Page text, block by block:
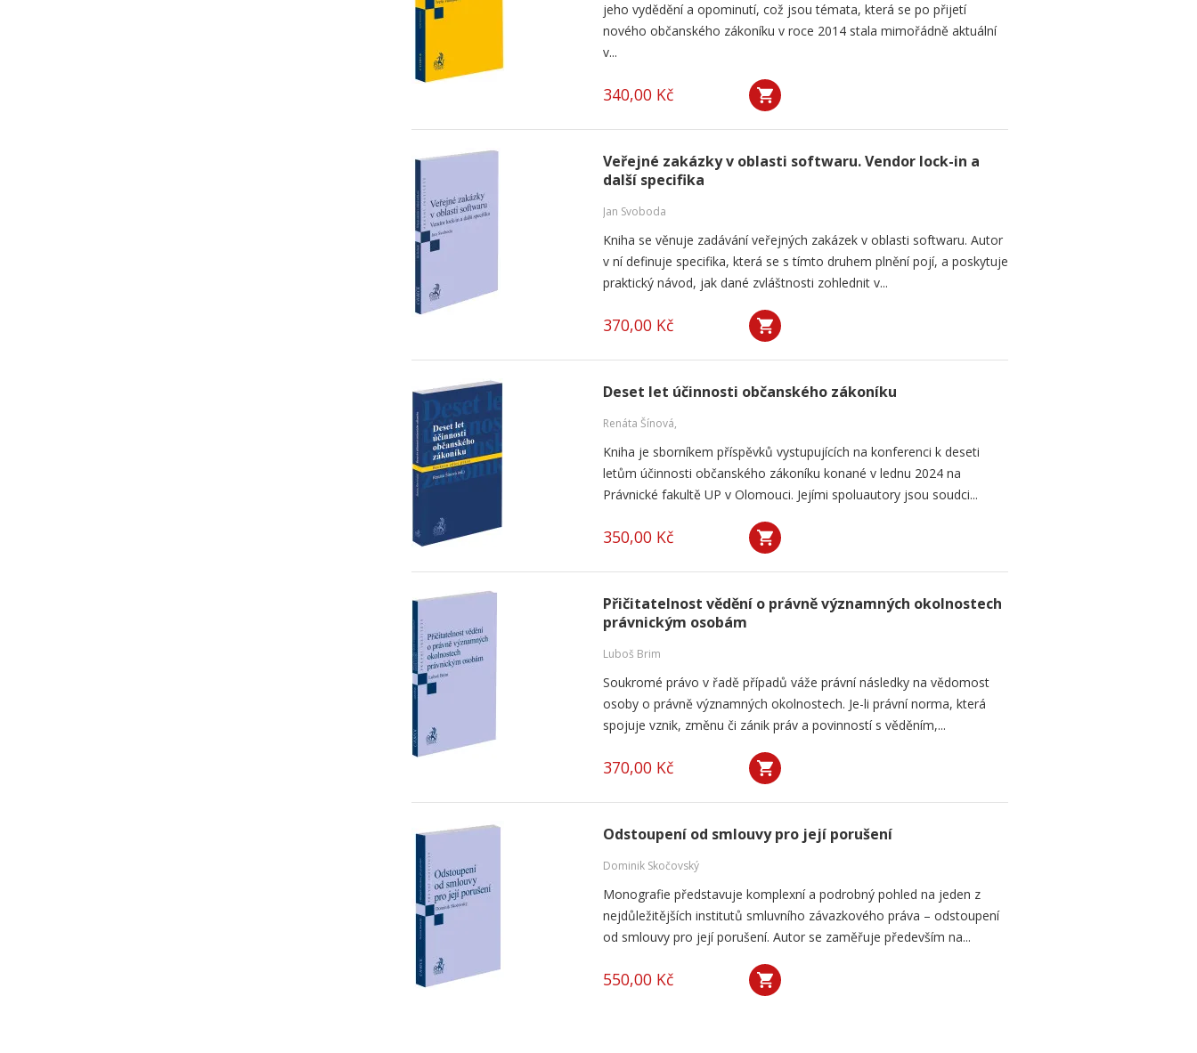
jeho vydědění a opominutí, což jsou témata, která se po přijetí
nového občanského zákoníku v roce 2014 stala mimořádně aktuální
v...
340,00 Kč
Veřejné zakázky v oblasti softwaru. Vendor lock-in a
další specifika
Jan Svoboda
Kniha se věnuje zadávání veřejných zakázek v oblasti softwaru. Autor
v ní definuje specifika, která se s tímto druhem plnění pojí, a poskytuje
praktický návod, jak dané zvláštnosti zohlednit v...
370,00 Kč
Deset let účinnosti občanského zákoníku
Renáta Šínová,
Kniha je sborníkem příspěvků vystupujících na konferenci k deseti
letům účinnosti občanského zákoníku konané v lednu 2024 na
Právnické fakultě UP v Olomouci. Jejími spoluautory jsou soudci...
350,00 Kč
Přičitatelnost vědění o právně významných okolnostech
právnickým osobám
Luboš Brim
Soukromé právo v řadě případů váže právní následky na vědomost
osoby o právně významných okolnostech. Je-li právní norma, která
spojuje vznik, změnu či zánik práv a povinností s věděním,...
370,00 Kč
Odstoupení od smlouvy pro její porušení
Dominik Skočovský
Monografie představuje komplexní a podrobný pohled na jeden z
nejdůležitějších institutů smluvního závazkového práva – odstoupení
od smlouvy pro její porušení. Autor se zaměřuje především na...
550,00 Kč